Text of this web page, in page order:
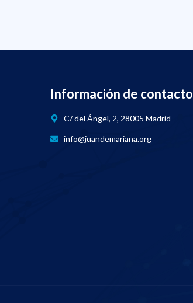
Información de contacto
C/ del Ángel, 2, 28005 Madrid
info@juandemariana.org